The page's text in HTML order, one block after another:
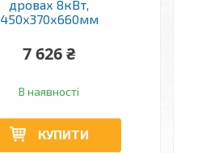
дровах 8кВт,
450х370х660мм
7 626 ₴
В наявності
КУПИТИ